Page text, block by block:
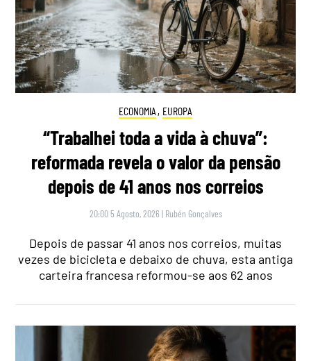
ECONOMIA , EUROPA
“Trabalhei toda a vida à chuva”:
reformada revela o valor da pensão
depois de 41 anos nos correios
20:00 5 Agosto, 2026 | Rubén Gonçalves
Depois de passar 41 anos nos correios, muitas
vezes de bicicleta e debaixo de chuva, esta antiga
carteira francesa reformou-se aos 62 anos